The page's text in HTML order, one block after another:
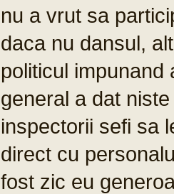
nu a vrut sa
daca nu dansul,
politicul
general a dat
inspectorii sefi sa
direct cu
fost zic eu